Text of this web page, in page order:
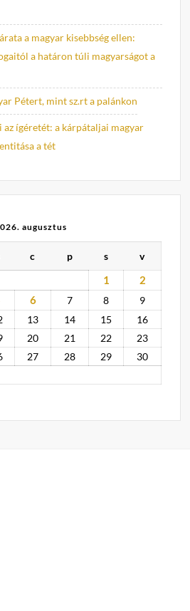
a magyar kisebbség ellen:
a határon túli magyarságot a
Pétert, mint sz.rt a palánkon
az ígéretét: a kárpátaljai magyar
a tét
augusztus
c p s v
1
2
6 7 8
9
13 14 15
16
20 21 22
23
27 28 29
30